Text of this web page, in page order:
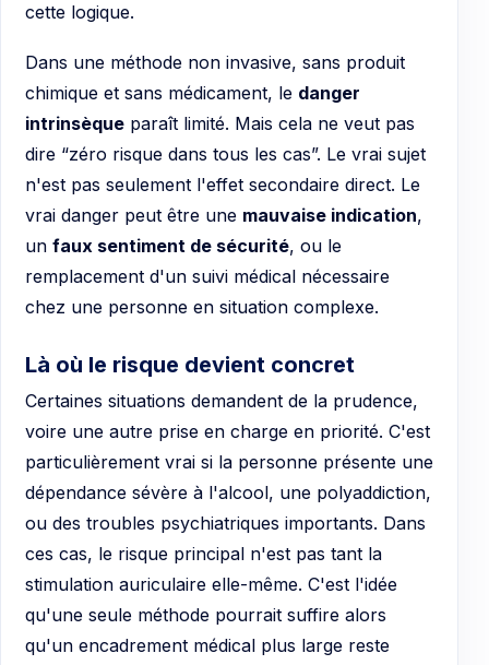
cette logique.
Dans une méthode non invasive, sans produit
chimique et sans médicament, le danger
intrinsèque paraît limité. Mais cela ne veut pas
dire “zéro risque dans tous les cas”. Le vrai sujet
n'est pas seulement l'effet secondaire direct. Le
vrai danger peut être une mauvaise indication,
un faux sentiment de sécurité, ou le
remplacement d'un suivi médical nécessaire
chez une personne en situation complexe.
Là où le risque devient concret
Certaines situations demandent de la prudence,
voire une autre prise en charge en priorité. C'est
particulièrement vrai si la personne présente une
dépendance sévère à l'alcool, une polyaddiction,
ou des troubles psychiatriques importants. Dans
ces cas, le risque principal n'est pas tant la
stimulation auriculaire elle-même. C'est l'idée
qu'une seule méthode pourrait suffire alors
qu'un encadrement médical plus large reste